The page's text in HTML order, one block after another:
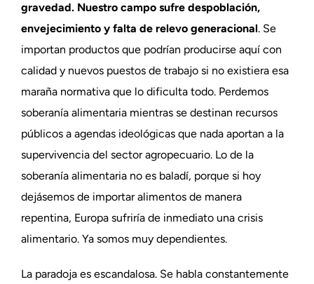
gravedad. Nuestro campo sufre despoblación,
envejecimiento y falta de relevo generacional. Se
importan productos que podrían producirse aquí con
calidad y nuevos puestos de trabajo si no existiera esa
maraña normativa que lo dificulta todo. Perdemos
soberanía alimentaria mientras se destinan recursos
públicos a agendas ideológicas que nada aportan a la
supervivencia del sector agropecuario. Lo de la
soberanía alimentaria no es baladí, porque si hoy
dejásemos de importar alimentos de manera
repentina, Europa sufriría de inmediato una crisis
alimentario. Ya somos muy dependientes.
La paradoja es escandalosa. Se habla constantemente